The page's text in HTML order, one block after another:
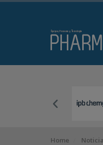
Home